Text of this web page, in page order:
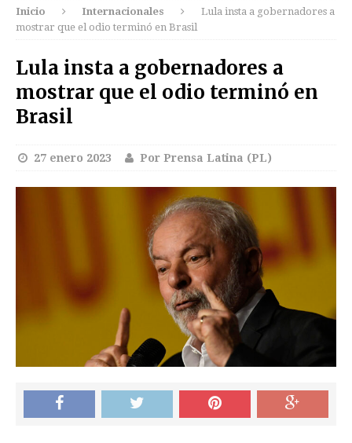
Inicio Internacionales
Lula insta a gobernadores a
mostrar que el odio terminó en Brasil
Lula insta a gobernadores a
mostrar que el odio terminó en
Brasil
27 enero 2023 Por Prensa Latina (PL)